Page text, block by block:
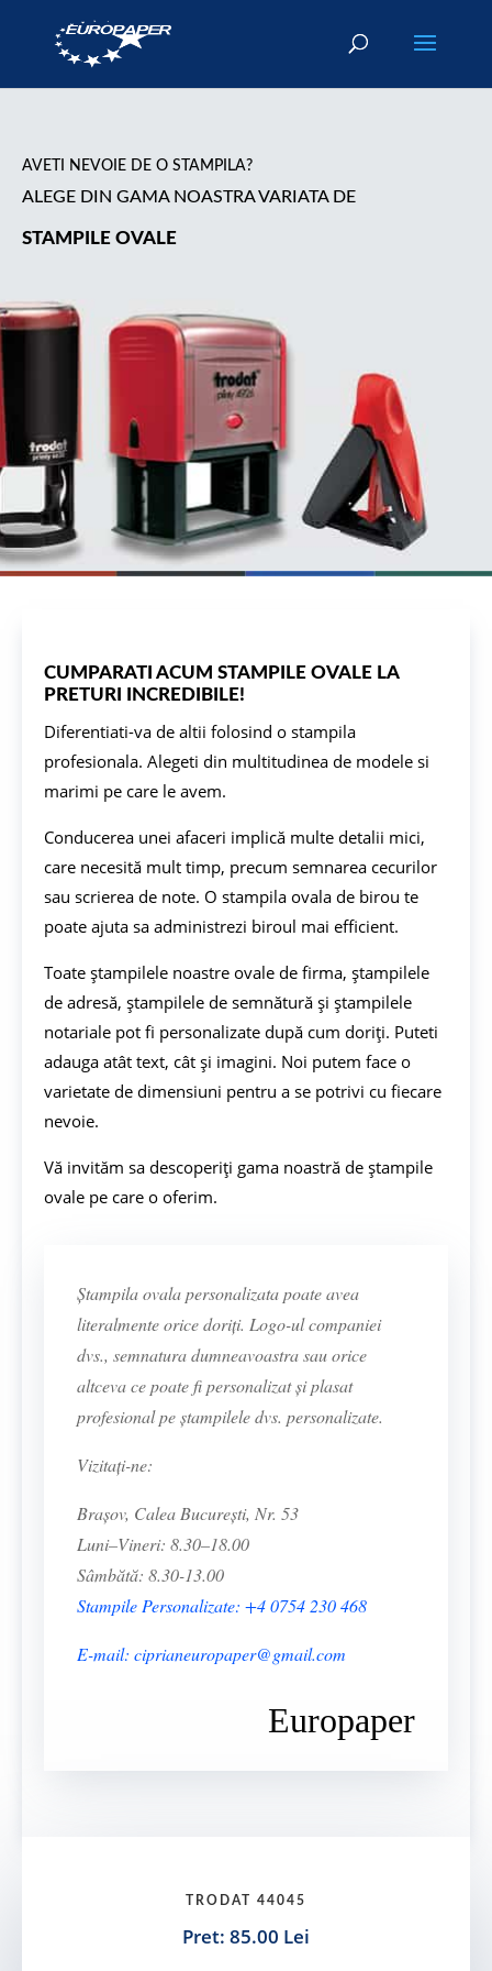
AVETI NEVOIE DE O STAMPILA?
ALEGE DIN GAMA NOASTRA VARIATA DE
STAMPILE OVALE
CUMPARATI ACUM STAMPILE OVALE LA
PRETURI INCREDIBILE!
Diferentiati-va de altii folosind o stampila
profesionala. Alegeti din multitudinea de modele si
marimi pe care le avem.
Conducerea unei afaceri implică multe detalii mici,
care necesită mult timp, precum semnarea cecurilor
sau scrierea de note. O stampila ovala de birou te
poate ajuta sa administrezi biroul mai efficient.
Toate ștampilele noastre ovale de firma, ștampilele
de adresă, ștampilele de semnătură și ștampilele
notariale pot fi personalizate după cum doriți. Puteti
adauga atât text, cât și imagini. Noi putem face o
varietate de dimensiuni pentru a se potrivi cu fiecare
nevoie.
Vă invităm sa descoperiți gama noastră de ștampile
ovale pe care o oferim.
Ștampila ovala personalizata poate avea
literalmente orice doriți. Logo-ul companiei
dvs., semnatura dumneavoastra sau orice
altceva ce poate fi personalizat și plasat
profesional pe ștampilele dvs. personalizate.
Vizitați-ne:
Brașov, Calea București, Nr. 53
Luni–Vineri: 8.30–18.00
Sâmbătă: 8.30-13.00
Stampile Personalizate: +4 0754 230 468
E-mail: ciprianeuropaper@gmail.com
Europaper
TRODAT 44045
Pret: 85.00 Lei